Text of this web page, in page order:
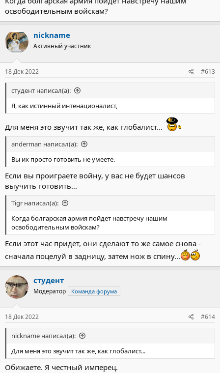
освободительным войскам?
nickname
Активный участник
18 Дек 2022 #613
студент написал(а):
Я, как истинный интенационалист,
Для меня это звучит так же, как глобалист...
anderman написал(а):
Вы их просто готовить не умеете.
Если вы проиграете войну, у вас не будет шансов
выучить готовить...
Tigr написал(а):
Когда болгарская армия пойдет навстречу нашим
освободительным войскам?
Если этот час придет, они сделают то же самое снова -
сначала поцелуй в задницу, затем нож в спину...
студент
Модератор Команда форума
18 Дек 2022 #614
nickname написал(а):
Для меня это звучит так же, как глобалист...
Обижаете. Я честный имперец.